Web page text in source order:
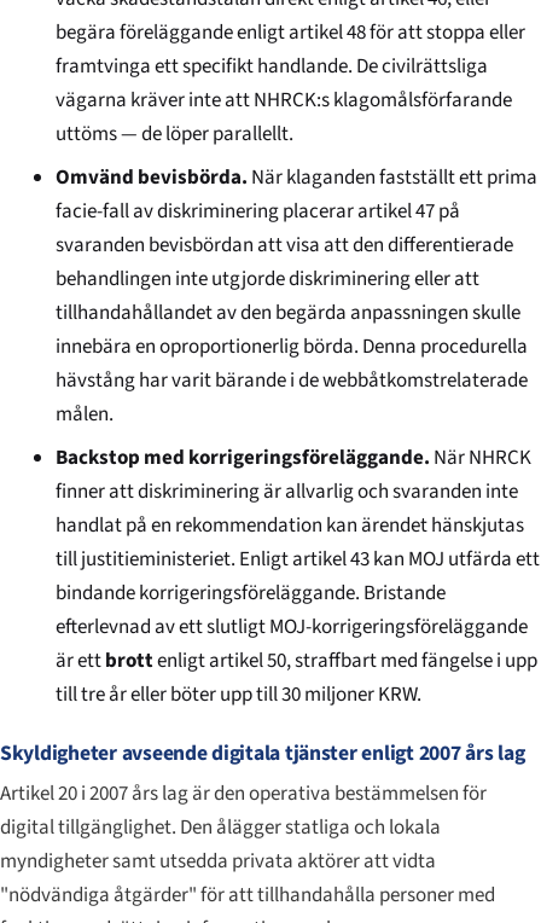
begära föreläggande enligt artikel 48 för att stoppa eller
framtvinga ett specifikt handlande. De civilrättsliga
vägarna kräver inte att NHRCK:s klagomålsförfarande
uttöms — de löper parallellt.
Omvänd bevisbörda. När klaganden fastställt ett prima
facie-fall av diskriminering placerar artikel 47 på
svaranden bevisbördan att visa att den differentierade
behandlingen inte utgjorde diskriminering eller att
tillhandahållandet av den begärda anpassningen skulle
innebära en oproportionerlig börda. Denna procedurella
hävstång har varit bärande i de webbåtkomstrelaterade
målen.
Backstop med korrigeringsföreläggande. När NHRCK
finner att diskriminering är allvarlig och svaranden inte
handlat på en rekommendation kan ärendet hänskjutas
till justitieministeriet. Enligt artikel 43 kan MOJ utfärda ett
bindande korrigeringsföreläggande. Bristande
efterlevnad av ett slutligt MOJ-korrigeringsföreläggande
är ettbrottenligt artikel 50, straffbart med fängelse i upp
till tre år eller böter upp till 30 miljoner KRW.
Skyldigheter avseende digitala tjänster enligt 2007 års lag
Artikel 20 i 2007 års lag är den operativa bestämmelsen för
digital tillgänglighet. Den ålägger statliga och lokala
myndigheter samt utsedda privata aktörer att vidta
"nödvändiga åtgärder" för att tillhandahålla personer med